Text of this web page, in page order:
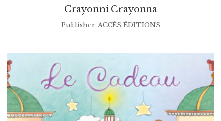
Crayonni Crayonna
Publisher ACCÈS ÉDITIONS